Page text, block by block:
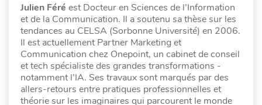
Julien Féré est Docteur en Sciences de l’Information
et de la Communication. Il a soutenu sa thèse sur les
tendances au CELSA (Sorbonne Université) en 2006.
Il est actuellement Partner Marketing et
Communication chez Onepoint, un cabinet de conseil
et tech spécialiste des grandes transformations -
notamment l’IA. Ses travaux sont marqués par des
allers-retours entre pratiques professionnelles et
théorie sur les imaginaires qui parcourent le monde